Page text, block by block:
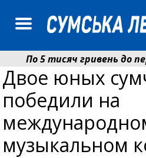
По 5 тисяч гривень до
Ніколаєнко: у Сумах
Двое юных
победили на
музыкальном